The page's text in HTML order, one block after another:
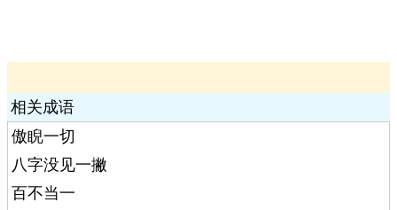
相关成语
傲睨一切
八字没见一撇
百不当一